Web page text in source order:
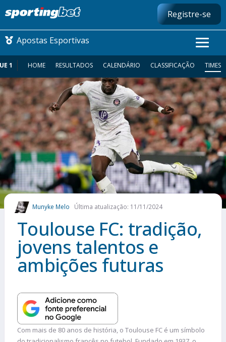
Registre-se
Apostas Esportivas
CONMEBOL LIBERTADORES
FUTEBOL NACIONAL
FUTEBOL INTERNACIONAL
COMO APOSTAR
MAIS ESPORTES
1 HOME RESULTADOS CALENDÁRIO CLASSIFICAÇÃO TIMES
Munyke Melo Última atualização: 11/11/2024
Toulouse FC: tradição,
jovens talentos e
ambições futuras
Com mais de 80 anos de história, o Toulouse FC é um símbolo